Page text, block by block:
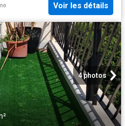
Voir les détails
4 photos